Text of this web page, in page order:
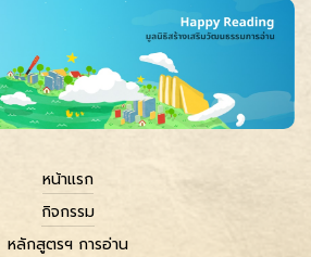
หน้าแรก
กิจกรรม
หลักสูตรฯ การอ่าน